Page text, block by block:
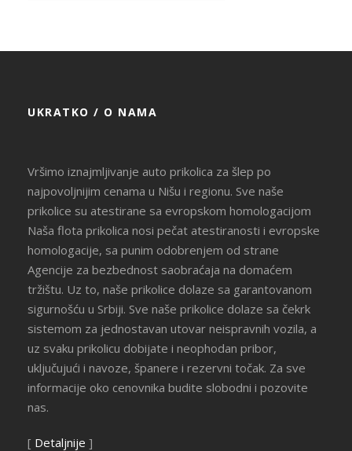
UKRATKO / O NAMA
Vršimo iznajmljivanje auto prikolica za šlep po
najpovoljnijim cenama u Nišu i regionu. Sve naše
prikolice su atestirane sa evropskom homologacijom
Naša flota prikolica nosi pečat atestiranosti i evropske
homologacije, sa punim odobrenjem od strane
Agencije za bezbednost saobraćaja na domaćem
tržištu. Uz to, naše prikolice dolaze sa garantovanom
sigurnošću u Srbiji. Sve naše prikolice dolaze sa čekrk
sistemom za jednostavan utovar neispravnih vozila, a
uz svaku prikolicu dobijate i neophodan pribor,
uključujući i navoze, španere i rezervni točak. Za sve
informacije oko cenovnika budite slobodni i pozovite
nas.
[ Detaljnije ]